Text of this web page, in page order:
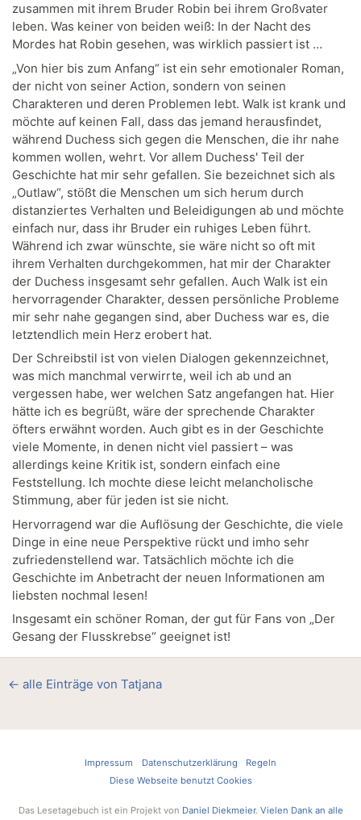
zusammen mit ihrem Bruder Robin bei ihrem Großvater
leben. Was keiner von beiden weiß: In der Nacht des
Mordes hat Robin gesehen, was wirklich passiert ist …
„Von hier bis zum Anfang“ ist ein sehr emotionaler Roman,
der nicht von seiner Action, sondern von seinen
Charakteren und deren Problemen lebt. Walk ist krank und
möchte auf keinen Fall, dass das jemand herausfindet,
während Duchess sich gegen die Menschen, die ihr nahe
kommen wollen, wehrt. Vor allem Duchess' Teil der
Geschichte hat mir sehr gefallen. Sie bezeichnet sich als
„Outlaw“, stößt die Menschen um sich herum durch
distanziertes Verhalten und Beleidigungen ab und möchte
einfach nur, dass ihr Bruder ein ruhiges Leben führt.
Während ich zwar wünschte, sie wäre nicht so oft mit
ihrem Verhalten durchgekommen, hat mir der Charakter
der Duchess insgesamt sehr gefallen. Auch Walk ist ein
hervorragender Charakter, dessen persönliche Probleme
mir sehr nahe gegangen sind, aber Duchess war es, die
letztendlich mein Herz erobert hat.
Der Schreibstil ist von vielen Dialogen gekennzeichnet,
was mich manchmal verwirrte, weil ich ab und an
vergessen habe, wer welchen Satz angefangen hat. Hier
hätte ich es begrüßt, wäre der sprechende Charakter
öfters erwähnt worden. Auch gibt es in der Geschichte
viele Momente, in denen nicht viel passiert – was
allerdings keine Kritik ist, sondern einfach eine
Feststellung. Ich mochte diese leicht melancholische
Stimmung, aber für jeden ist sie nicht.
Hervorragend war die Auflösung der Geschichte, die viele
Dinge in eine neue Perspektive rückt und imho sehr
zufriedenstellend war. Tatsächlich möchte ich die
Geschichte im Anbetracht der neuen Informationen am
liebsten nochmal lesen!
Insgesamt ein schöner Roman, der gut für Fans von „Der
Gesang der Flusskrebse“ geeignet ist!
← alle Einträge von Tatjana
Impressum Datenschutzerklärung
Regeln
Diese Webseite benutzt Cookies
Das Lesetagebuch ist ein Projekt von Daniel Diekmeier. Vielen Dank an alle